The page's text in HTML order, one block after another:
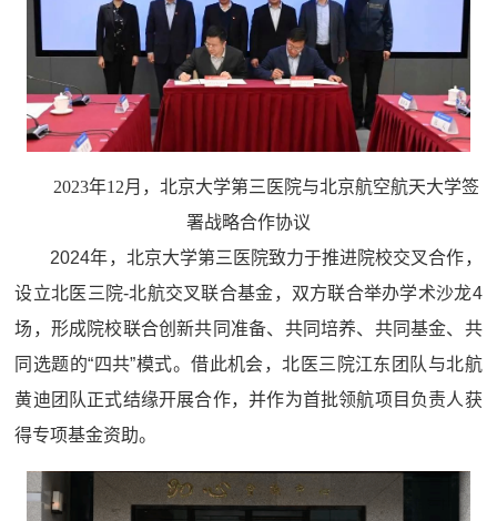
2023年12月，北京大学第三医院与北京航空航天大学签
署战略合作协议
2024年，北京大学第三医院致力于推进院校交叉合作，
设立北医三院-北航交叉联合基金，双方联合举办学术沙龙4
场，形成院校联合创新共同准备、共同培养、共同基金、共
同选题的“四共”模式。借此机会，北医三院江东团队与北航
黄迪团队正式结缘开展合作，并作为首批领航项目负责人获
得专项基金资助。